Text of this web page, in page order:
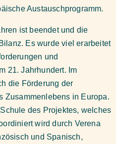
Austauschprogramm.
ist beendet und die
Es wurde viel erarbeitet
und
21. Jahrhundert. Im
die Förderung der
Zusammenlebens in Europa.
des Projektes, welches
wird durch Verena
und Spanisch,